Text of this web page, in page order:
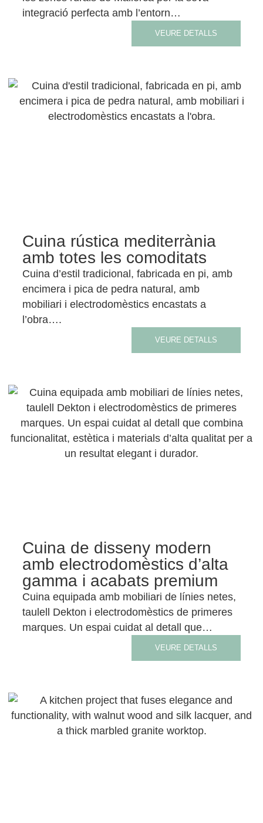
integració perfecta amb l’entorn…
VEURE DETALLS
Cuina rústica mediterrània
amb totes les comoditats
Cuina d’estil tradicional, fabricada en pi, amb
encimera i pica de pedra natural, amb
mobiliari i electrodomèstics encastats a
l’obra….
VEURE DETALLS
Cuina de disseny modern
amb electrodomèstics d’alta
gamma i acabats premium
Cuina equipada amb mobiliari de línies netes,
taulell Dekton i electrodomèstics de primeres
marques. Un espai cuidat al detall que…
VEURE DETALLS